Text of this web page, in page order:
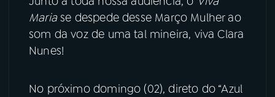
YouTube Facebook
Instagram
TikTok
Mariase despede desse Março Mulher ao
som da voz de uma tal mineira, viva Clara
Nunes!
No próximo domingo (02), direto do “Azul